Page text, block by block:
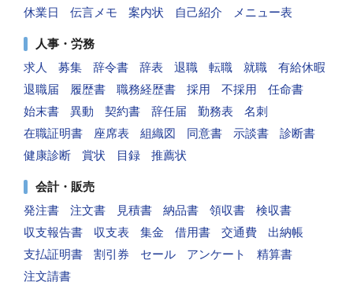
休業日
伝言メモ 案内状 自己紹介 メニュー表
人事・労務
求人
募集 辞令書 辞表 退職 転職 就職
有給休暇
退職届
履歴書 職務経歴書 採用 不採用
任命書
始末書
異動 契約書 辞任届 勤務表
名刺
在職証明書
座席表 組織図 同意書 示談書
診断書
健康診断
賞状 目録 推薦状
会計・販売
発注書
注文書 見積書 納品書 領収書
検収書
収支報告書
収支表 集金 借用書 交通費
出納帳
支払証明書
割引券 セール アンケート
精算書
注文請書